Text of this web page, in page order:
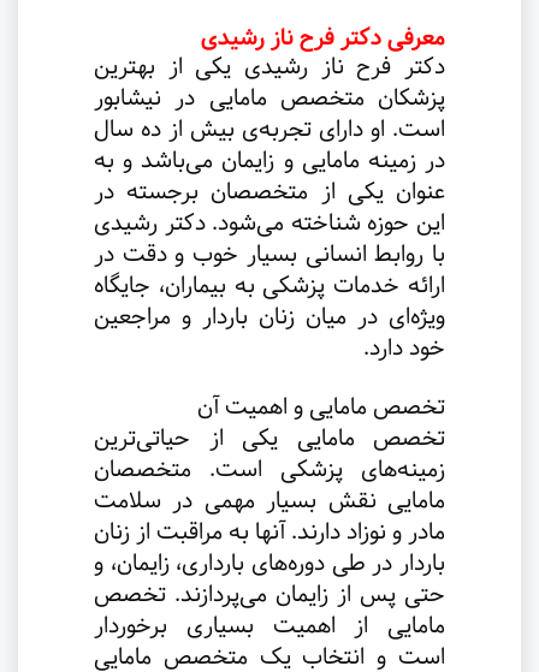
معرفی دکتر فرح ناز رشیدی
دکتر فرح ناز رشیدی یکی از بهترین
پزشکان متخصص مامایی در نیشابور
است. او دارای تجربه‌ی بیش از ده سال
در زمینه مامایی و زایمان می‌باشد و به
عنوان یکی از متخصصان برجسته در
این حوزه شناخته می‌شود. دکتر رشیدی
با روابط انسانی بسیار خوب و دقت در
ارائه خدمات پزشکی به بیماران، جایگاه
ویژه‌ای در میان زنان باردار و مراجعین
خود دارد.
تخصص مامایی و اهمیت آن
تخصص مامایی یکی از حیاتی‌ترین
زمینه‌های پزشکی است. متخصصان
مامایی نقش بسیار مهمی در سلامت
مادر و نوزاد دارند. آنها به مراقبت از زنان
باردار در طی دوره‌های بارداری، زایمان، و
حتی پس از زایمان می‌پردازند. تخصص
مامایی از اهمیت بسیاری برخوردار
است و انتخاب یک متخصص مامایی